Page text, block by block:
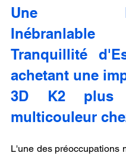
Une
Tranquillité
achetant une
3D K2 plus
multicouleur
L'une des préoccupations